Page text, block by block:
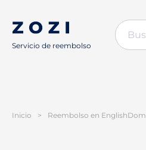
Servicio de reembolso
Inicio > Reembolso en EnglishDom